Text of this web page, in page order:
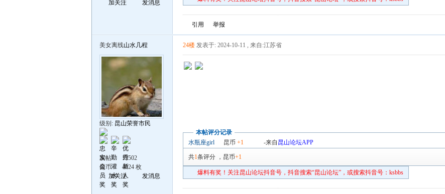
加关注
发消息
引用 举报
美女离线山水几程
级别: 昆山荣誉市民
发帖
12502
昆币
4024 枚
加关注
发消息
24楼 发表于: 2024-10-11 , 来自:江苏省
本帖评分记录
水瓶座girl
昆币 +1 -来自 昆山论坛APP
共1条评分 ， 昆币+1
爆料有奖！关注昆山论坛抖音号，抖音搜索“昆山论坛”，或搜索抖音号：ksbbs